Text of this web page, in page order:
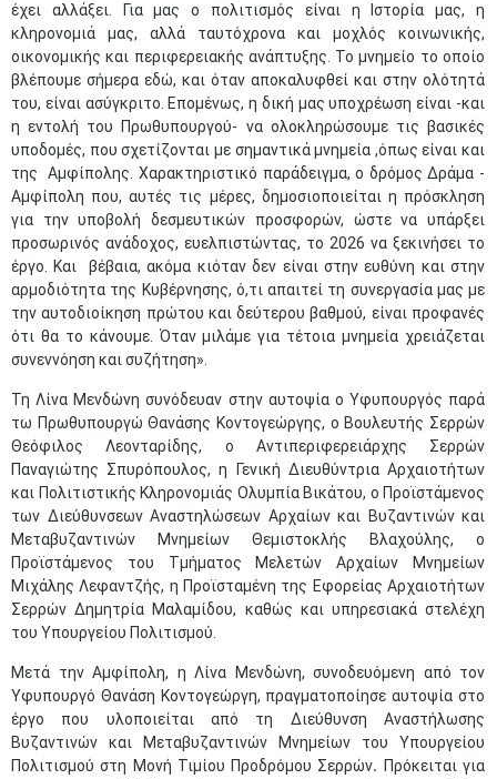
έχει αλλάξει. Για μας ο πολιτισμός είναι η Ιστορία μας, η
κληρονομιά μας, αλλά ταυτόχρονα και μοχλός κοινωνικής,
οικονομικής και περιφερειακής ανάπτυξης. Το μνημείο το οποίο
βλέπουμε σήμερα εδώ, και όταν αποκαλυφθεί και στην ολότητά
του, είναι ασύγκριτο. Επομένως, η δική μας υποχρέωση είναι -και
η εντολή του Πρωθυπουργού- να ολοκληρώσουμε τις βασικές
υποδομές, που σχετίζονται με σημαντικά μνημεία ,όπως είναι και
της Αμφίπολης. Χαρακτηριστικό παράδειγμα, ο δρόμος Δράμα -
Αμφίπολη που, αυτές τις μέρες, δημοσιοποιείται η πρόσκληση
για την υποβολή δεσμευτικών προσφορών, ώστε να υπάρξει
προσωρινός ανάδοχος, ευελπιστώντας, το 2026 να ξεκινήσει το
έργο. Και βέβαια, ακόμα κιόταν δεν είναι στην ευθύνη και στην
αρμοδιότητα της Κυβέρνησης, ό,τι απαιτεί τη συνεργασία μας με
την αυτοδιοίκηση πρώτου και δεύτερου βαθμού, είναι προφανές
ότι θα το κάνουμε. Όταν μιλάμε για τέτοια μνημεία χρειάζεται
συνεννόηση και συζήτηση».​
Τη Λίνα Μενδώνη συνόδευαν στην αυτοψία ο Υφυπουργός παρά
τω Πρωθυπουργώ Θανάσης Κοντογεώργης, ο Βουλευτής Σερρών
Θεόφιλος Λεονταρίδης, ο Αντιπεριφερειάρχης Σερρών
Παναγιώτης Σπυρόπουλος, η Γενική Διευθύντρια Αρχαιοτήτων
και Πολιτιστικής Κληρονομιάς Ολυμπία Βικάτου, ο Προϊστάμενος
των Διεύθυνσεων Αναστηλώσεων Αρχαίων και Βυζαντινών και
Μεταβυζαντινών Μνημείων Θεμιστοκλής Βλαχούλης, ο
Προϊστάμενος του Τμήματος Μελετών Αρχαίων Μνημείων
Μιχάλης Λεφαντζής, η Προϊσταμένη της Εφορείας Αρχαιοτήτων
Σερρών Δημητρία Μαλαμίδου, καθώς και υπηρεσιακά στελέχη
του Υπουργείου Πολιτισμού.
Μετά την Αμφίπολη, η Λίνα Μενδώνη, συνοδευόμενη από τον
Υφυπουργό Θανάση Κοντογεώργη, πραγματοποίησε αυτοψία στο
έργο που υλοποιείται από τη Διεύθυνση Αναστήλωσης
Βυζαντινών και Μεταβυζαντινών Μνημείων του Υπουργείου
Πολιτισμού στη Μονή Τιμίου Προδρόμου Σερρών. Πρόκειται για